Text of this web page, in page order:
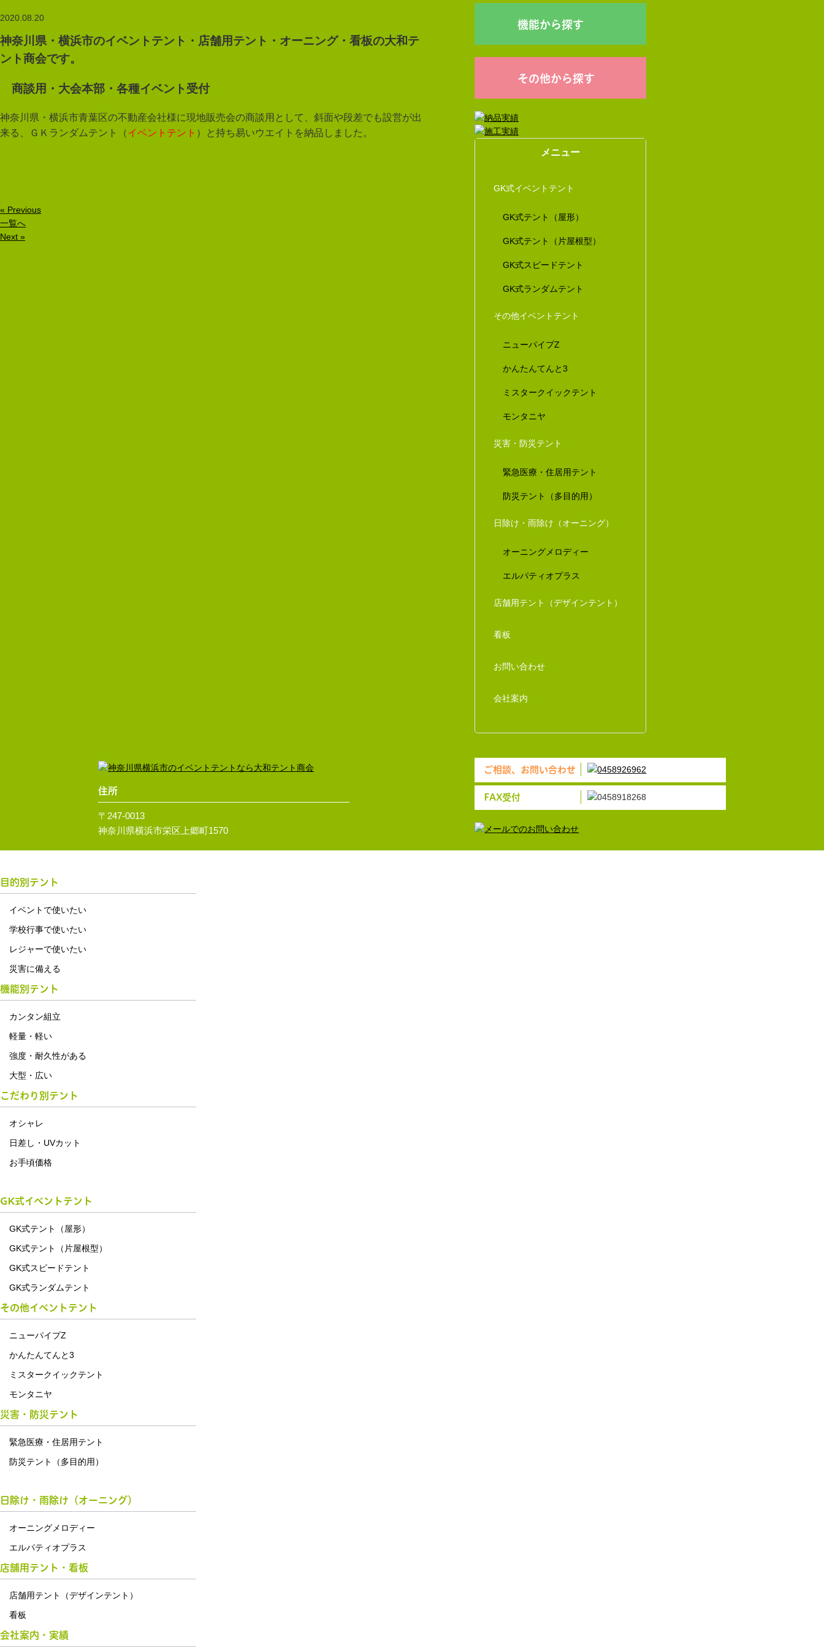
2020.08.20
神奈川県・横浜市のイベントテント・店舗用テント・オーニング・看板の大和テ
ント商会です。
商談用・大会本部・各種イベント受付
神奈川県・横浜市青葉区の不動産会社様に現地販売会の商談用として、斜面や段差でも設営が出
来る、ＧＫランダムテント（イベントテント ）と持ち易いウエイトを納品しました。
« Previous
一覧へ
Next »
機能から探す
その他から探す
メニュー
GK式イベントテント
GK式テント（屋形）
GK式テント（片屋根型）
GK式スピードテント
GK式ランダムテント
その他イベントテント
ニューパイプZ
かんたんてんと3
ミスタークイックテント
モンタニヤ
災害・防災テント
緊急医療・住居用テント
防災テント（多目的用）
日除け・雨除け（オーニング）
オーニングメロディー
エルパティオプラス
店舗用テント（デザインテント）
看板
お問い合わせ
会社案内
住所
〒247-0013
神奈川県横浜市栄区上郷町1570
ご相談、お問い合わせ
FAX受付
目的別テント
イベントで使いたい
学校行事で使いたい
レジャーで使いたい
災害に備える
機能別テント
カンタン組立
軽量・軽い
強度・耐久性がある
大型・広い
こだわり別テント
オシャレ
日差し・UVカット
お手頃価格
GK式イベントテント
GK式テント（屋形）
GK式テント（片屋根型）
GK式スピードテント
GK式ランダムテント
その他イベントテント
ニューパイプZ
かんたんてんと3
ミスタークイックテント
モンタニヤ
災害・防災テント
緊急医療・住居用テント
防災テント（多目的用）
日除け・雨除け（オーニング）
オーニングメロディー
エルパティオプラス
店舗用テント・看板
店舗用テント（デザインテント）
看板
会社案内・実績